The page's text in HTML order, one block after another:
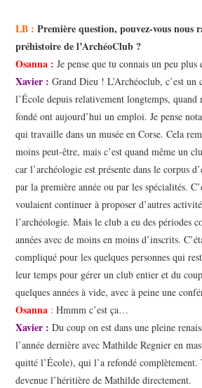
LB :Première question, pouvez-vous nous
préhistoire de l’ArchéoClub ?
Osanna : Je pense que tu connais un peu plus
Xavier : Grand Dieu ! L’Archéoclub, c’est un
l’École depuis relativement longtemps, quand
fondé ont aujourd’hui un emploi. Je pense
qui travaille dans un musée en Corse. Cela
moins peut-être, mais c’est quand même un
car l’archéologie est présente dans le corpus
par la première année ou par les spécialités.
voulaient continuer à proposer d’autres
l’archéologie. Mais le club a eu des périodes
années avec de moins en moins d’inscrits.
compliqué pour les quelques personnes qui
leur temps pour gérer un club entier et du
quelques années à vide, avec à peine une
Osanna : Hmmm c’est ça…
Xavier :Du coup on est dans une pleine
l’année dernière avec Mathilde Regnier en
quitté l’École), qui l’a refondé complètement.
devenue l’héritière de Mathilde directement.